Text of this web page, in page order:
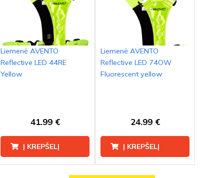
Liemenė AVENTO
Reflective LED 44RE
Yellow
41.99 €
Į KREPŠELĮ
Liemenė AVENTO
Reflective LED 74OW
Fluorescent yellow
24.99 €
Į KREPŠELĮ